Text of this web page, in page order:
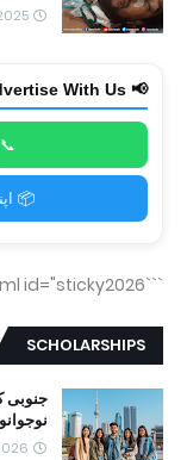
📢 Advertise With Us
📞 WhatsApp پر رابطہ کریں
📦
```html id="sticky2026"
SCHOLARSHIPS